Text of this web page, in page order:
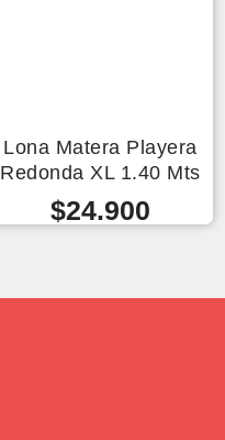
Lona Matera Playera
Redonda XL 1.40 Mts
$24.900